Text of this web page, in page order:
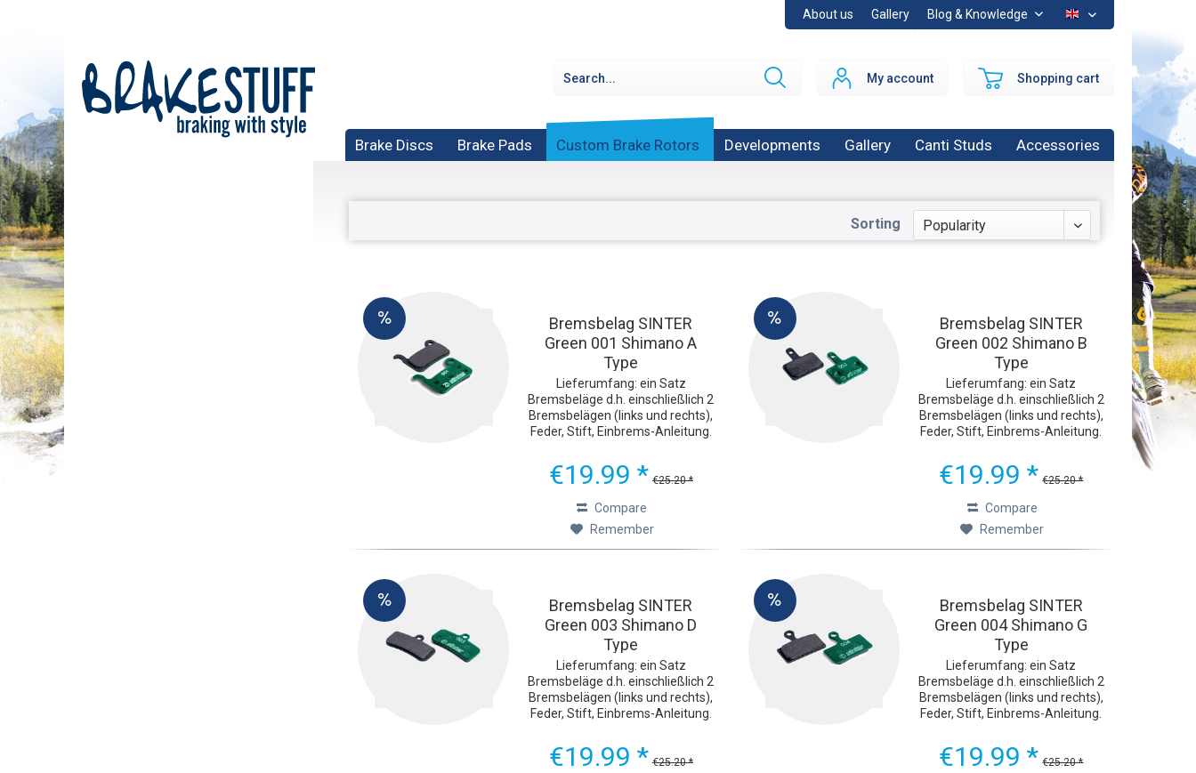
EN
Blog & Knowledge
Gallery
About us
My account Shopping cart
Brake Discs Brake Pads Custom Brake Rotors Developments Gallery Canti Studs Accessories
Sorting
Bremsbelag SINTER
Green 001 Shimano A
Type
Lieferumfang: ein Satz
Bremsbeläge d.h. einschließlich 2
Bremsbelägen (links und rechts),
Feder, Stift, Einbrems-Anleitung.
grünen Sinter 2032-
Fahrradbremsbeläge wurden mit
€19.99 * €25.20 *
Compare
Remember
Bremsbelag SINTER
Green 002 Shimano B
Type
Lieferumfang: ein Satz
Bremsbeläge d.h. einschließlich 2
Bremsbelägen (links und rechts),
Feder, Stift, Einbrems-Anleitung.
grünen Sinter 2032-
Fahrradbremsbeläge wurden mit
€19.99 * €25.20 *
Compare
Remember
Bremsbelag SINTER
Green 003 Shimano D
Type
Lieferumfang: ein Satz
Bremsbeläge d.h. einschließlich 2
Bremsbelägen (links und rechts),
Feder, Stift, Einbrems-Anleitung.
grünen Sinter 2032-
Fahrradbremsbeläge wurden mit
€19.99 * €25.20 *
Bremsbelag SINTER
Green 004 Shimano G
Type
Lieferumfang: ein Satz
Bremsbeläge d.h. einschließlich 2
Bremsbelägen (links und rechts),
Feder, Stift, Einbrems-Anleitung.
grünen Sinter 2032-
Fahrradbremsbeläge wurden mit
€19.99 * €25.20 *